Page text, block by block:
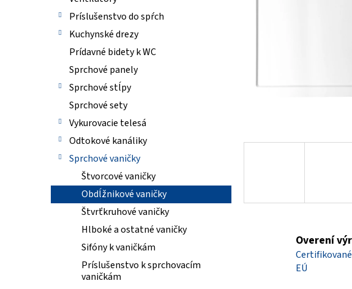
Príslušenstvo do spŕch
Kuchynské drezy
Prídavné bidety k WC
Sprchové panely
Sprchové stĺpy
Sprchové sety
Vykurovacie telesá
Odtokové kanáliky
Sprchové vaničky
Štvorcové vaničky
Obdĺžnikové vaničky
Štvrťkruhové vaničky
Hlboké a ostatné vaničky
Sifóny k vaničkám
Príslušenstvo k sprchovacím
vaničkám
Overení
EÚ